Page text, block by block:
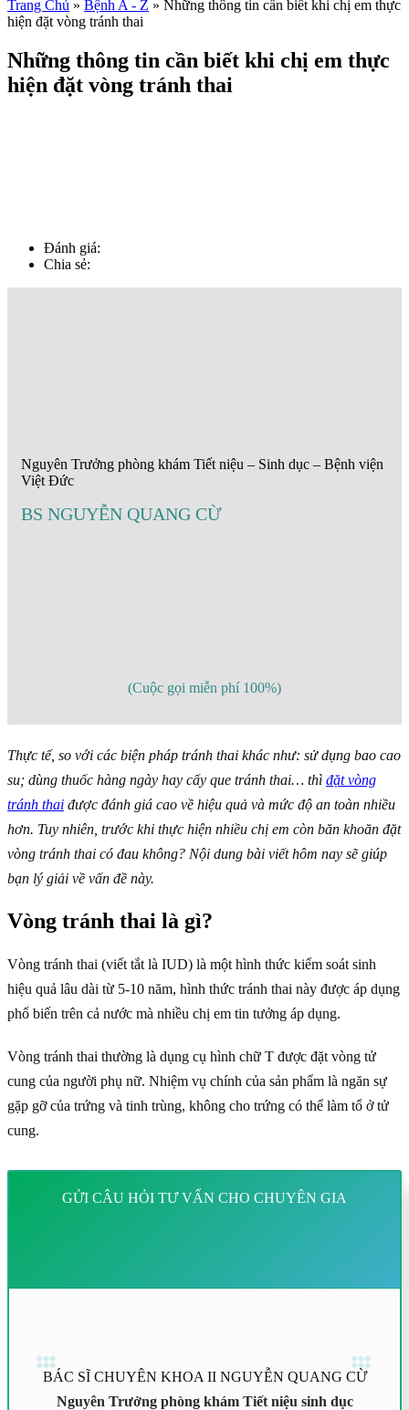
Trang Chủ » Bệnh A - Z » Những thông tin cần biết khi chị em thực
hiện đặt vòng tránh thai
Những thông tin cần biết khi chị em thực
hiện đặt vòng tránh thai
Đánh giá:
Chia sẻ:
Nguyên Trưởng phòng khám Tiết niệu – Sinh dục – Bệnh viện
Việt Đức
BS NGUYỄN QUANG CỪ
(Cuộc gọi miễn phí 100%)
Thực tế, so với các biện pháp tránh thai khác như: sử dụng bao cao
su; dùng thuốc hàng ngày hay cấy que tránh thai… thì đặt vòng
tránh thai được đánh giá cao về hiệu quả và mức độ an toàn nhiều
hơn. Tuy nhiên, trước khi thực hiện nhiều chị em còn băn khoăn đặt
vòng tránh thai có đau không? Nội dung bài viết hôm nay sẽ giúp
bạn lý giải về vấn đề này.
Vòng tránh thai là gì?
Vòng tránh thai (viết tắt là IUD) là một hình thức kiểm soát sinh
hiệu quả lâu dài từ 5-10 năm, hình thức tránh thai này được áp dụng
phổ biến trên cả nước mà nhiều chị em tin tưởng áp dụng.
Vòng tránh thai thường là dụng cụ hình chữ T được đặt vòng tử
cung của người phụ nữ. Nhiệm vụ chính của sản phẩm là ngăn sự
gặp gỡ của trứng và tinh trùng, không cho trứng có thể làm tổ ở tử
cung.
GỬI CÂU HỎI TƯ VẤN CHO CHUYÊN GIA
BÁC SĨ CHUYÊN KHOA II NGUYỄN QUANG CỪ
Nguyên Trưởng phòng khám Tiết niệu sinh dục